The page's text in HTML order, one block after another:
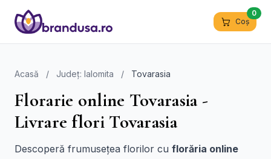
Coș
0
Acasă / Județ: Ialomita / Tovarasia
Florarie online Tovarasia -
Livrare flori Tovarasia
Descoperă frumusețea florilor cu florăria online